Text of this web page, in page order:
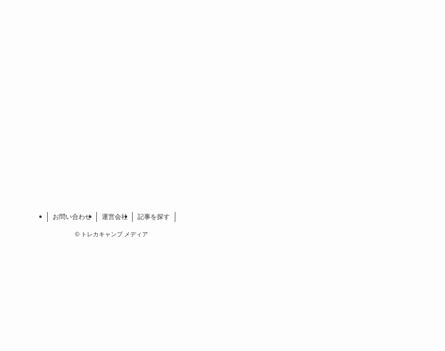
お問い合わせ 運営会社 記事を探す
©トレカキャンプ メディア